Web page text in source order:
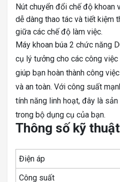
Nút chuyển đổi chế độ
dễ dàng thao tác và tiết kiệm
giữa các chế độ làm việc.
Máy khoan búa 2 chức năng
cụ lý tưởng cho các công
giúp bạn hoàn thành công
và an toàn. Với công suất
tính năng linh hoạt, đây là
trong bộ dụng cụ của bạn.
Thông số kỹ thuật
Điện áp
Công suất